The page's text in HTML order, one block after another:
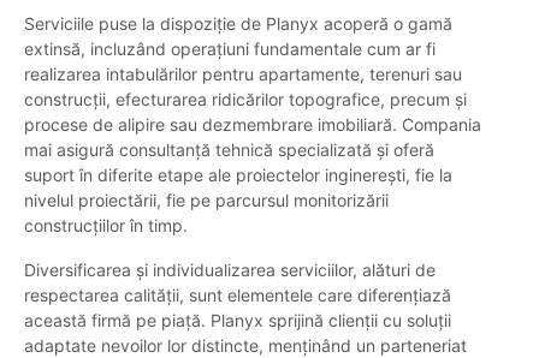
Serviciile puse la dispoziție de Planyx acoperă o gamă
extinsă, incluzând operațiuni fundamentale cum ar fi
realizarea intabulărilor pentru apartamente, terenuri sau
construcții, efecturarea ridicărilor topografice, precum și
procese de alipire sau dezmembrare imobiliară. Compania
mai asigură consultanță tehnică specializată și oferă
suport în diferite etape ale proiectelor inginerești, fie la
nivelul proiectării, fie pe parcursul monitorizării
construcțiilor în timp.
Diversificarea și individualizarea serviciilor, alături de
respectarea calității, sunt elementele care diferențiază
această firmă pe piață. Planyx sprijină clienții cu soluții
adaptate nevoilor lor distincte, menținând un parteneriat